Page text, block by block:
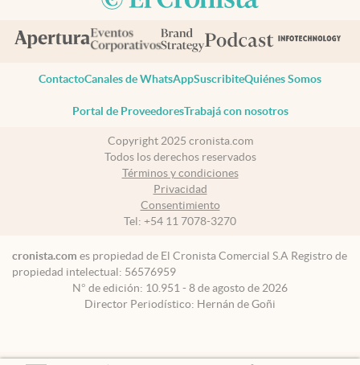
ContactoCanales de WhatsAppSuscribiteQuiénes Somos
Portal de ProveedoresTrabajá con nosotros
Copyright 2025 cronista.com
Todos los derechos reservados
Términos y condiciones
Privacidad
Consentimiento
Tel: +54 11 7078-3270
cronista.com es propiedad de El Cronista Comercial S.A Registro de
propiedad intelectual: 56576959
N° de edición: 10.951 - 8 de agosto de 2026
Director Periodístico: Hernán de Goñi